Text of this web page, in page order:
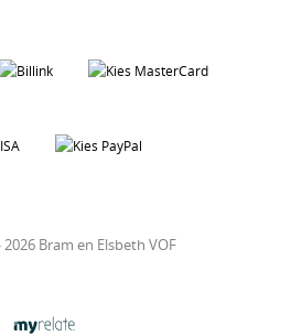
Bram en Elsbeth VOF